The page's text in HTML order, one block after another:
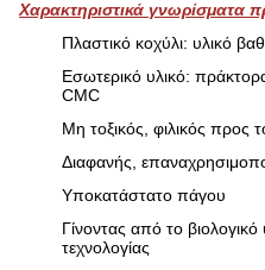
Χαρακτηριστικά γνωρίσματα
Πλαστικό κοχύλι: υλικό
Εσωτερικό υλικό:
CMC
Μη τοξικός, φιλικός προς
Διαφανής,
Υποκατάστατο πάγου
Γίνοντας από το
τεχνολογίας